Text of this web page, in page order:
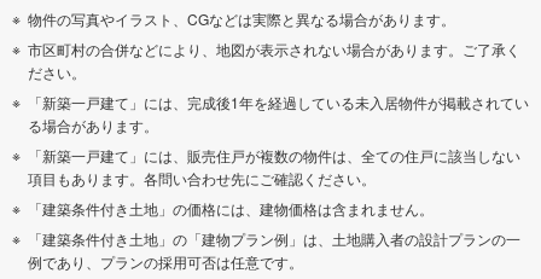
物件の写真やイラスト、CGなどは実際と異なる場合があります。
市区町村の合併などにより、地図が表示されない場合があります。ご了承く
ださい。
「新築一戸建て」には、完成後1年を経過している未入居物件が掲載されてい
る場合があります。
「新築一戸建て」には、販売住戸が複数の物件は、全ての住戸に該当しない
項目もあります。各問い合わせ先にご確認ください。
「建築条件付き土地」の価格には、建物価格は含まれません。
「建築条件付き土地」の「建物プラン例」は、土地購入者の設計プランの一
例であり、プランの採用可否は任意です。